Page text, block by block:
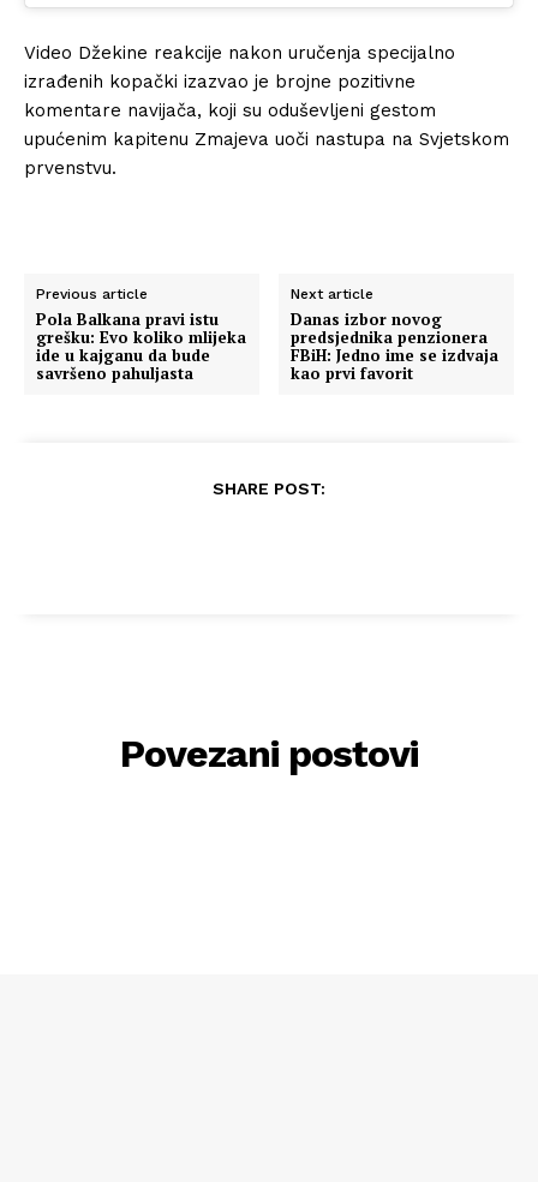
Video Džekine reakcije nakon uručenja specijalno
izrađenih kopački izazvao je brojne pozitivne
komentare navijača, koji su oduševljeni gestom
upućenim kapitenu Zmajeva uoči nastupa na Svjetskom
prvenstvu.
Previous article
Pola Balkana pravi istu
grešku: Evo koliko mlijeka
ide u kajganu da bude
savršeno pahuljasta
Next article
Danas izbor novog
predsjednika penzionera
FBiH: Jedno ime se izdvaja
kao prvi favorit
SHARE POST:
Povezani postovi